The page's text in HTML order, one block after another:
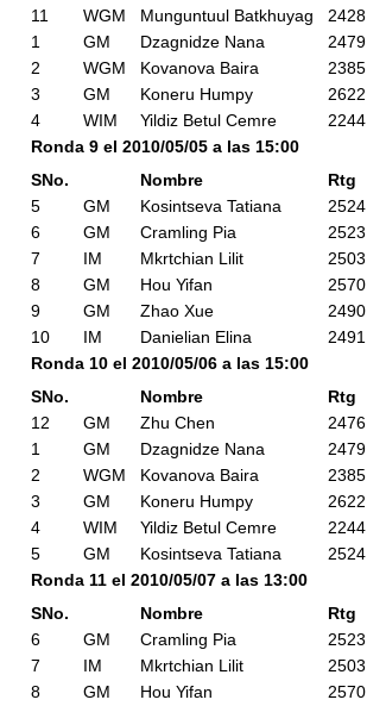
11
WGM Munguntuul Batkhuyag 2428
1
GM Dzagnidze Nana 2479
2
WGM Kovanova Baira 2385
3
GM Koneru Humpy 2622
4
WIM Yildiz Betul Cemre 2244
Ronda 9 el 2010/05/05 a las 15:00
SNo.
Nombre Rtg
5
GM Kosintseva Tatiana 2524
6
GM Cramling Pia 2523
7
IM Mkrtchian Lilit 2503
8
GM Hou Yifan 2570
9
GM Zhao Xue 2490
10
IM Danielian Elina 2491
Ronda 10 el 2010/05/06 a las 15:00
SNo.
Nombre Rtg
12
GM Zhu Chen 2476
1
GM Dzagnidze Nana 2479
2
WGM Kovanova Baira 2385
3
GM Koneru Humpy 2622
4
WIM Yildiz Betul Cemre 2244
5
GM Kosintseva Tatiana 2524
Ronda 11 el 2010/05/07 a las 13:00
SNo.
Nombre Rtg
6
GM Cramling Pia 2523
7
IM Mkrtchian Lilit 2503
8
GM Hou Yifan 2570